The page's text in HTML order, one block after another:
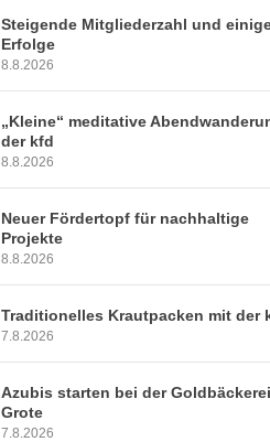
Steigende Mitgliederzahl und
Erfolge
8.8.2026
„Kleine“ meditative
der kfd
8.8.2026
Neuer Fördertopf für nachhaltige
Projekte
8.8.2026
Traditionelles Krautpacken mit der
7.8.2026
Azubis starten bei der Goldbäckerei
Grote
7.8.2026